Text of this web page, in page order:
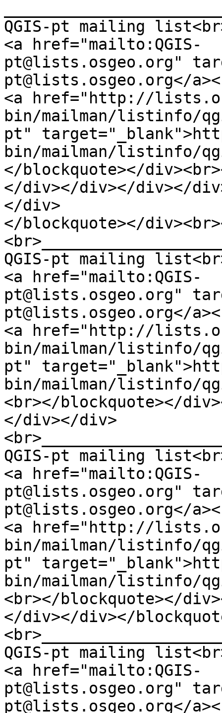
QGIS-pt mailing
<a href="mailto:QGIS-
pt@lists.osgeo.org"
pt@lists.osgeo.org</
<a href="http://
bin/mailman/listinfo/
pt"
bin/mailman/listinfo/
</blockquote></
</div></div></div></
</div>
</blockquote></
QGIS-pt mailing
<a href="mailto:QGIS-
pt@lists.osgeo.org"
pt@lists.osgeo.org</
<a href="http://
bin/mailman/listinfo/
pt"
bin/mailman/listinfo/
<br></blockquote></
</div></div>
QGIS-pt mailing
<a href="mailto:QGIS-
pt@lists.osgeo.org"
pt@lists.osgeo.org</
<a href="http://
bin/mailman/listinfo/
pt"
bin/mailman/listinfo/
<br></blockquote></
</div></div></
QGIS-pt mailing
<a href="mailto:QGIS-
pt@lists.osgeo.org"
pt@lists.osgeo.org</